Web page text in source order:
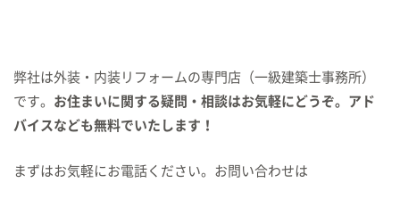
弊社は外装・内装リフォームの専門店（一級建築士事務所）
です。 お住まいに関する疑問・相談はお気軽にどうぞ。アド
バイスなども無料でいたします！
まずはお気軽にお電話ください。お問い合わせは